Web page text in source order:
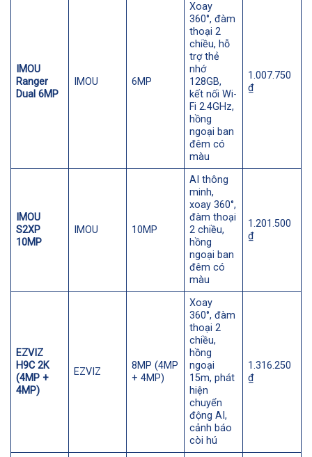
IMOU
Ranger
Dual 6MP
IMOU 6MP
Xoay
360°, đàm
thoại 2
chiều, hỗ
trợ thẻ
nhớ
128GB,
kết nối Wi-
Fi 2.4GHz,
hồng
ngoại ban
đêm có
màu
1.007.750
₫
IMOU
S2XP
10MP
IMOU 10MP
AI thông
minh,
xoay 360°,
đàm thoại
2 chiều,
hồng
ngoại ban
đêm có
màu
1.201.500
₫
EZVIZ
H9C 2K
(4MP +
4MP)
EZVIZ
8MP (4MP
+ 4MP)
Xoay
360°, đàm
thoại 2
chiều,
hồng
ngoại
15m, phát
hiện
chuyển
động AI,
cảnh báo
còi hú
1.316.250
₫